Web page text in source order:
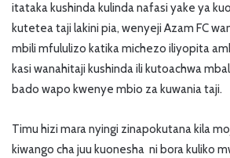
itataka kushinda kulinda nafasi yake ya
kutetea taji lakini pia, wenyeji Azam FC
mbili mfululizo katika michezo iliyopita
kasi wanahitaji kushinda ili kutoachwa
bado wapo kwenye mbio za kuwania taji.
Timu hizi mara nyingi zinapokutana kila
kiwango cha juu kuonesha ni bora kuliko